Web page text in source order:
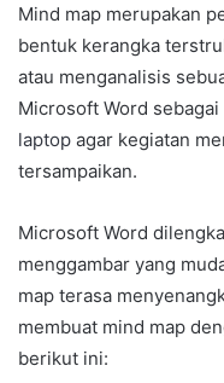
Mind map merupakan
bentuk kerangka
atau menganalisis
Microsoft Word sebagai
laptop agar kegiatan
tersampaikan.
Microsoft Word
menggambar yang
map terasa
membuat mind map
berikut ini: